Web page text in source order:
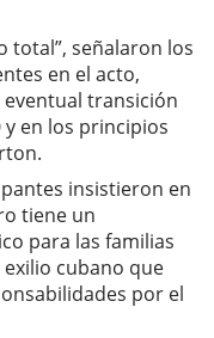
total”, señalaron los
en el acto,
transición
y en los principios
insistieron en
tiene un
para las familias
cubano que
por el